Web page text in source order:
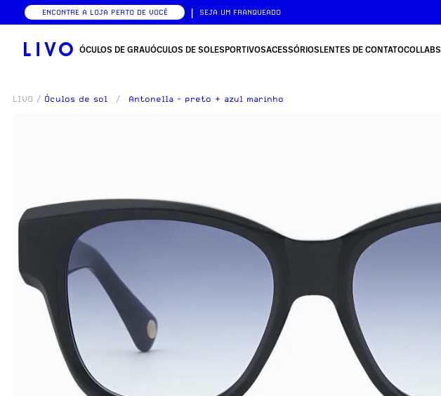
ENCONTRE A LOJA PERTO DE VOCÊ | SEJA UM FRANQUEADO
ÓCULOS DE GRAUÓCULOS DE SOLESPORTIVOSACESSÓRIOSLENTES DE CONTATOCOLLABS
LIVO / Óculos de sol / Antonella - preto + azul marinho